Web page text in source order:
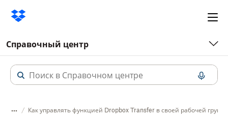
Справочный центр
Как управлять функцией Dropbox Transfer в своей рабочей группе